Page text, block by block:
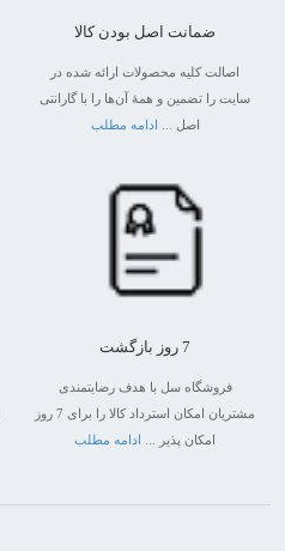
ضمانت اصل بودن کالا
اصالت کلیه محصولات ارائه شده در
سایت را تضمین و همۀ آن‌ها را با گارانتی
اصل
... ادامه مطلب
7 روز بازگشت
فروشگاه سل با هدف رضایتمندی
مشتریان امکان استرداد کالا را برای 7 روز
امکان پذیر
... ادامه مطلب